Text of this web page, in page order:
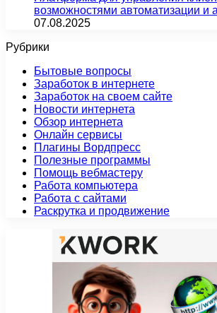
возможностями автоматизации и
07.08.2025
Рубрики
Бытовые вопросы
Заработок в интернете
Заработок на своем сайте
Новости интернета
Обзор интернета
Онлайн сервисы
Плагины Вордпресс
Полезные программы
Помощь вебмастеру
Работа компьютера
Работа с сайтами
Раскрутка и продвижение